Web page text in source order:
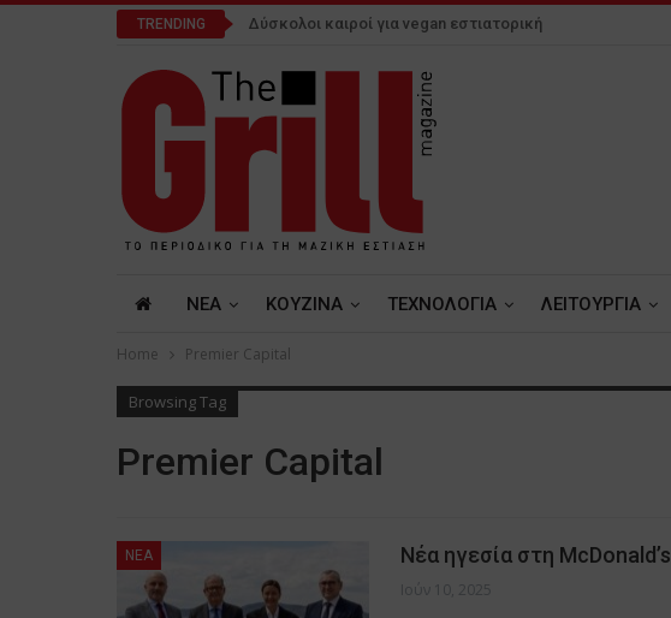
TRENDING Δύσκολοι καιροί για vegan εστιατορική
NEA ΚΟΥΖΙΝΑ ΤΕΧΝΟΛΟΓΙΑ ΛΕΙΤΟΥΡΓΙΑ
Home Premier Capital
Browsing Tag
Premier Capital
NEA Νέα ηγεσία στη McDonald’s
Ιούν 10, 2025